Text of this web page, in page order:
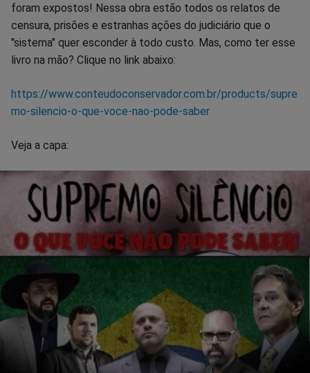
foram expostos! Nessa obra estão todos os relatos de
censura, prisões e estranhas ações do judiciário que o
"sistema" quer esconder à todo custo. Mas, como ter esse
livro na mão? Clique no link abaixo:
https://www.conteudoconservador.com.br/products/supre
mo-silencio-o-que-voce-nao-pode-saber
Veja a capa: